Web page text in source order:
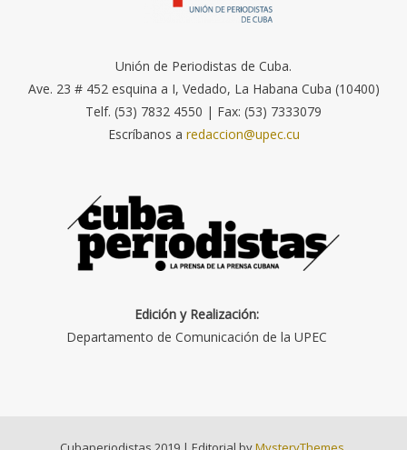
Unión de Periodistas de Cuba.
Ave. 23 # 452 esquina a I, Vedado, La Habana Cuba (10400)
Telf. (53) 7832 4550 | Fax: (53) 7333079
Escríbanos a redaccion@upec.cu
Edición y Realización:
Departamento de Comunicación de la UPEC